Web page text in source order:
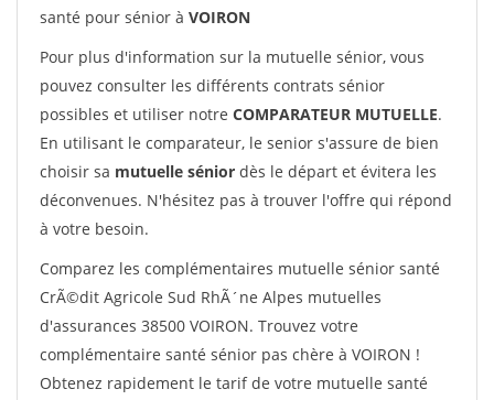
santé pour sénior à VOIRON
Pour plus d'information sur la mutuelle sénior, vous
pouvez consulter les différents contrats sénior
possibles et utiliser notre COMPARATEUR MUTUELLE.
En utilisant le comparateur, le senior s'assure de bien
choisir sa mutuelle sénior dès le départ et évitera les
déconvenues. N'hésitez pas à trouver l'offre qui répond
à votre besoin.
Comparez les complémentaires mutuelle sénior santé
CrÃ©dit Agricole Sud RhÃ´ne Alpes mutuelles
d'assurances 38500 VOIRON. Trouvez votre
complémentaire santé sénior pas chère à VOIRON !
Obtenez rapidement le tarif de votre mutuelle santé